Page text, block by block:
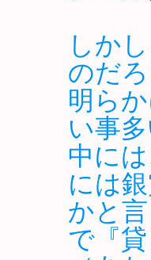
しか
のだ
明ら
い事多
中に
には
かと
で『